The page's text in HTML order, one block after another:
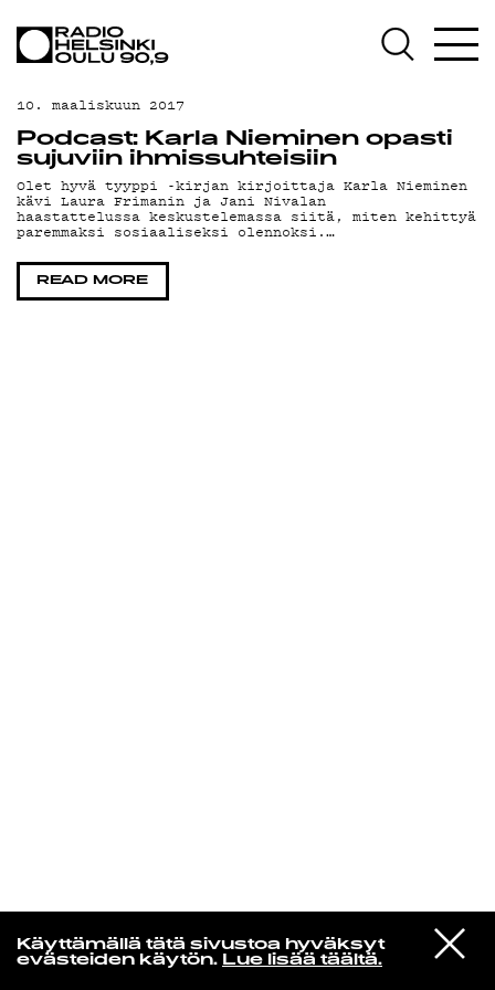
Käyttämällä tätä sivustoa hyväksyt
evästeiden käytön. Lue lisää täältä.
VIESTI
STUDIOON
Nick Cave & The Bad Seeds
Vortex
AJANKOHTAISTA
OHJELMAT
TEKIJÄT
ON-DEMAND
PODCAST
MAINOSTA
10. maaliskuun 2017
Podcast: Karla Nieminen opasti
sujuviin ihmissuhteisiin
Olet hyvä tyyppi -kirjan kirjoittaja Karla Nieminen
kävi Laura Frimanin ja Jani Nivalan
haastattelussa keskustelemassa siitä, miten kehittyä
paremmaksi sosiaaliseksi olennoksi.…
READ MORE